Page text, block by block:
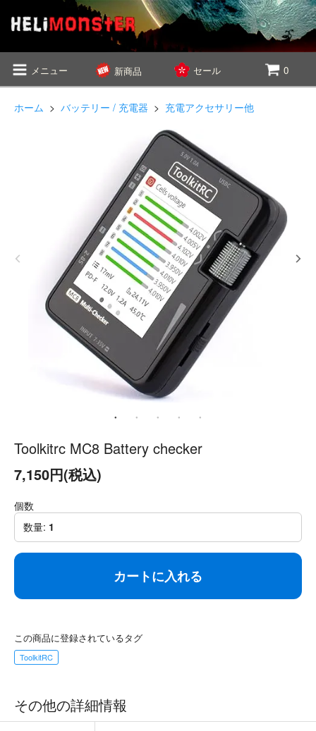
メニュー 新商品 セール 0
ホーム > バッテリー / 充電器 > 充電アクセサリー他
Toolkitrc MC8 Battery checker
7,150円(税込)
個数
数量: 1
カートに入れる
この商品に登録されているタグ
ToolkitRC
その他の詳細情報